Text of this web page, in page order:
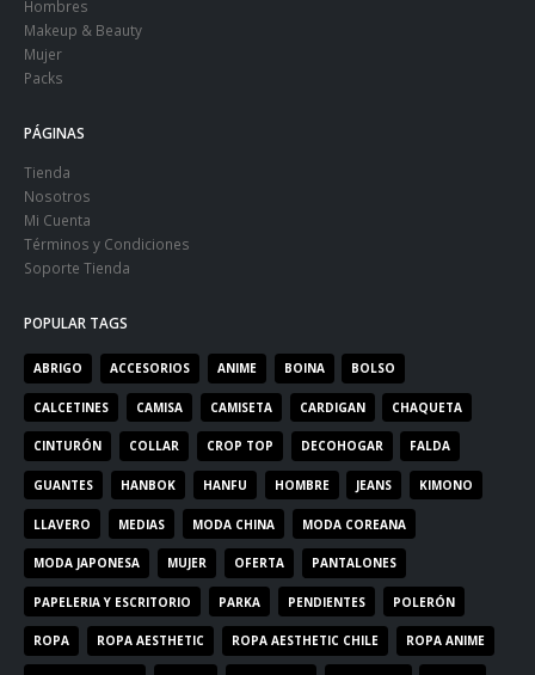
Hombres
Makeup & Beauty
Mujer
Packs
PÁGINAS
Tienda
Nosotros
Mi Cuenta
Términos y Condiciones
Soporte Tienda
POPULAR TAGS
ABRIGO ACCESORIOS ANIME BOINA BOLSO
CALCETINES CAMISA CAMISETA CARDIGAN CHAQUETA
CINTURÓN COLLAR CROP TOP DECOHOGAR FALDA
GUANTES HANBOK HANFU HOMBRE JEANS KIMONO
LLAVERO MEDIAS MODA CHINA MODA COREANA
MODA JAPONESA MUJER OFERTA PANTALONES
PAPELERIA Y ESCRITORIO PARKA PENDIENTES POLERÓN
ROPA ROPA AESTHETIC ROPA AESTHETIC CHILE ROPA ANIME